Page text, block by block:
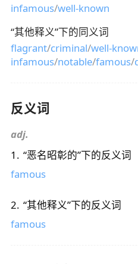
infamous/well-known
“其他释义”下的同义词
flagrant/criminal/well-
infamous/notable/famous/
反义词
adj.
1 . “恶名昭彰的”下的反义词
famous
2. “其他释义”下的反义词
famous